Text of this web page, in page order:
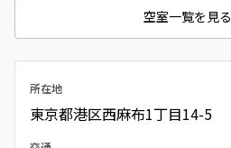
空室一覧を見る
所在地
東京都港区西麻布1丁目14-5